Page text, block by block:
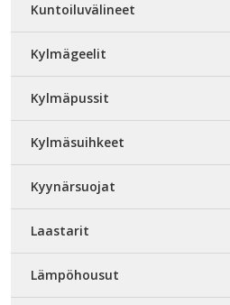
Kuntoiluvälineet
Kylmägeelit
Kylmäpussit
Kylmäsuihkeet
Kyynärsuojat
Laastarit
Lämpöhousut